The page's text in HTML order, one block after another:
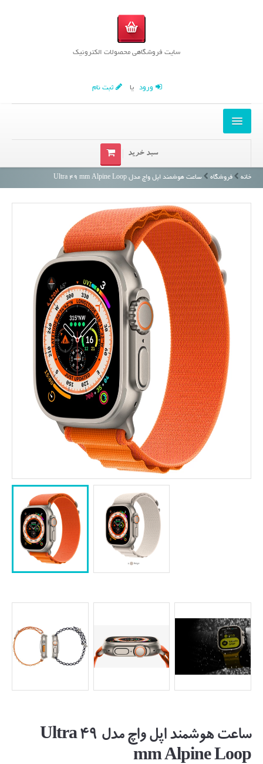
سایت فروشگاهی محصولات الکترونیک
ورود یا ثبت نام
محصولات
تماس با ما
سبد خرید
خانه فروشگاه ساعت هوشمند اپل واچ مدل Ultra 49 mm Alpine Loop
ساعت هوشمند اپل واچ مدل Ultra 49
mm Alpine Loop